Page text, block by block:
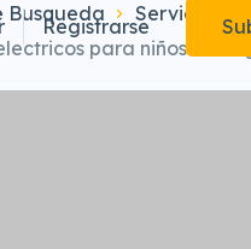
Registrarse
Busqueda Servicios
para niños en